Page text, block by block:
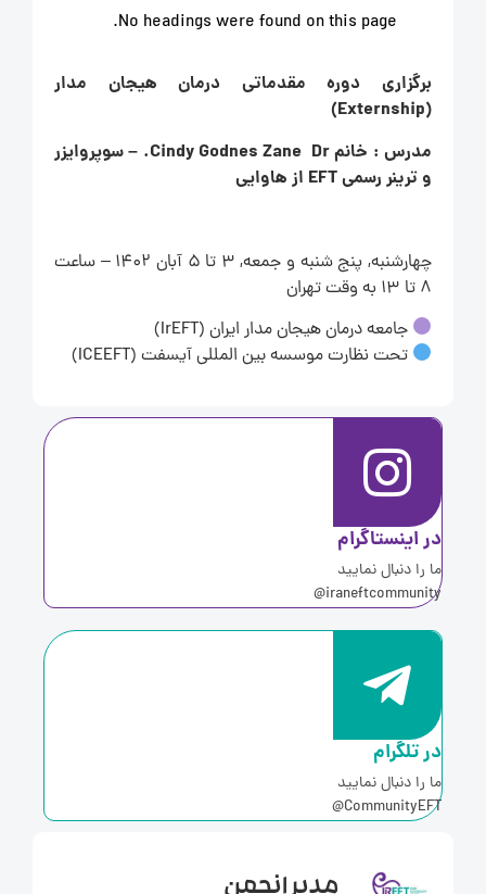
No headings were found on this page.
برگزاری دوره مقدماتی درمان هیجان مدار
مدرس : خانم Cindy Godnes Zane Dr. – سوپروایزر
و ترینر رسمی EFT از هاوایی
چهارشنبه, پنج شنبه و جمعه, 3 تا 5 آبان 1402 – ساعت
جامعه درمان هیجان مدار ایران (IrEFT)
تحت نظارت موسسه بین المللی آیسفت (ICEEFT)
اینستاگرام
را دنبال نمایید
تلگرام
را دنبال نمایید